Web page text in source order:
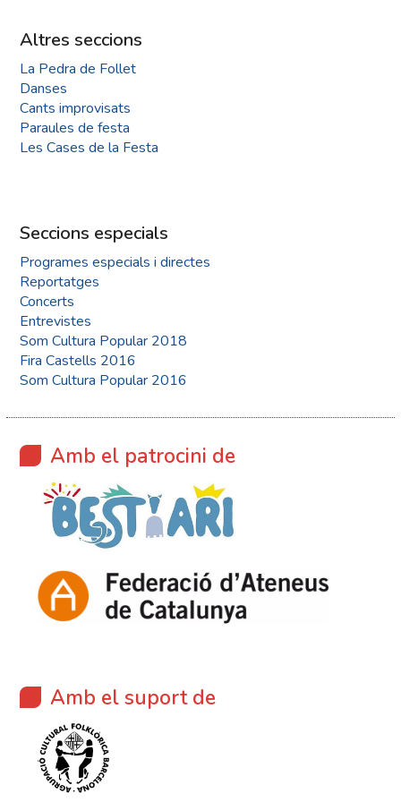
Altres seccions
La Pedra de Follet
Danses
Cants improvisats
Paraules de festa
Les Cases de la Festa
Seccions especials
Programes especials i directes
Reportatges
Concerts
Entrevistes
Som Cultura Popular 2018
Fira Castells 2016
Som Cultura Popular 2016
Amb el patrocini de
Amb el suport de